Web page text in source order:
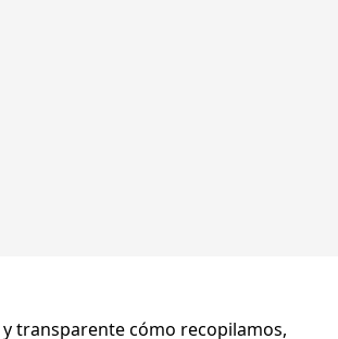
transparente cómo recopilamos,